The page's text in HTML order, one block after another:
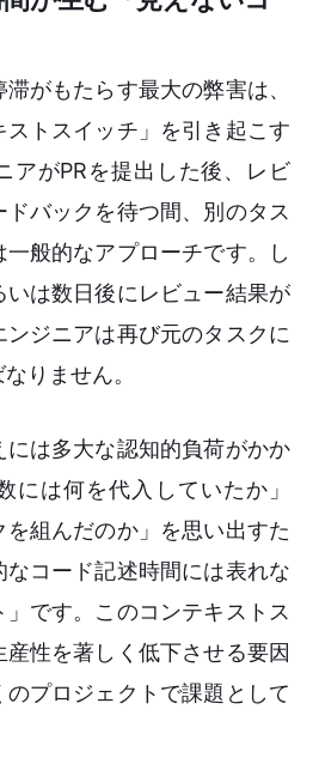
がもたらす最大の弊害は、
ストスイッチ」を引き起こす
アがPRを提出した後、レビ
ドバックを待つ間、別のタス
般的なアプローチです。し
は数日後にレビュー結果が
ジニアは再び元のタスクに
りません。
には多大な認知的負荷がかか
には何を代入していたか」
を組んだのか」を思い出すた
コード記述時間には表れな
です。このコンテキストス
性を著しく低下させる要因
のプロジェクトで課題として